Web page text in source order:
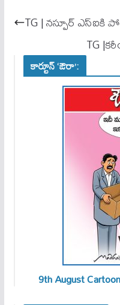
ok
TG | నస్పూర్
TG
కార్టూన్ ‘ఔరా’:
9th August